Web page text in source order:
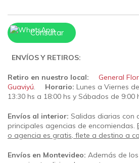
Consultar
ENVÍOS Y RETIROS:
Retiro en nuestro local:
General
Guaviyú. Horario: Lunes a Viernes
13:30 hs a 18:00 hs y Sábados de 9:00
Envíos al interior: Salidas diarias con
principales agencias de encomiendas.
o agencia es gratis, flete a destino a
Envíos en Montevideo: Además de